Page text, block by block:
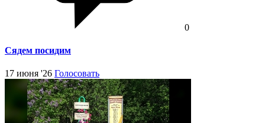
0
Сядем посидим
17 июня '26 Голосовать